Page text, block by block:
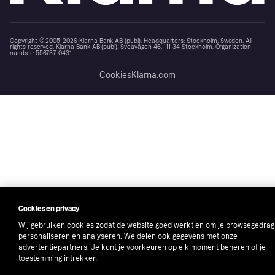
Copyright © 2005-2026 Klarna Bank AB (publ). Headquarters: Stockholm, Sweden. All
rights reserved. Klarna Bank AB (publ). Sveavägen 46, 111 34 Stockholm. Organization
number: 556737-0431
CookiesKlarna.com
Cookies en privacy
Wij gebruiken cookies zodat de website goed werkt en om je
personaliseren en analyseren. We delen ook gegevens met onze
advertentiepartners. Je kunt je voorkeuren op elk moment beheren of je
toestemming intrekken.